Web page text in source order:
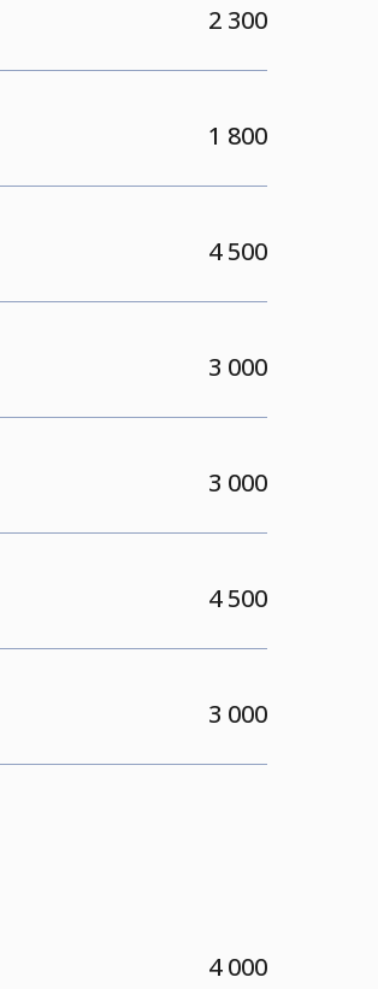
2 300
1 800
4 500
3 000
3 000
4 500
3 000
4 000